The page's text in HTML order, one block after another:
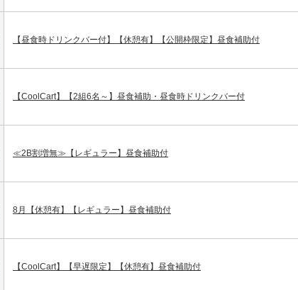
【昼食時ドリンクバー付】【休憩有】【公開枠限定】昼食補助付
【CoolCart】【2組6名～】昼食補助・昼食時ドリンクバー付
≪2B割増無≫【レギュラー】昼食補助付
8月【休憩有】【レギュラー】昼食補助付
【CoolCart】【早遅限定】【休憩有】昼食補助付